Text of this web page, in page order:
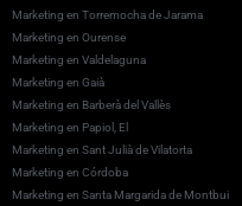
Marketing en Torremocha de Jarama
Marketing en Ourense
Marketing en Valdelaguna
Marketing en Gaià
Marketing en Barberà del Vallès
Marketing en Papiol, El
Marketing en Sant Julià de Vilatorta
Marketing en Córdoba
Marketing en Santa Margarida de Montbui